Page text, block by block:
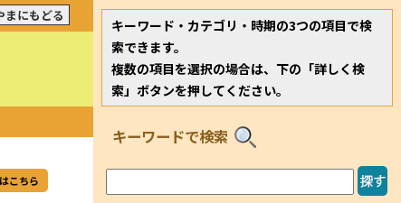
まにもどる
こちら
キーワード・カテゴリ・時期の3つの項目で検
索できます。
複数の項目を選択の場合は、下の「詳しく検
索」ボタンを押してください。
キーワードで検索